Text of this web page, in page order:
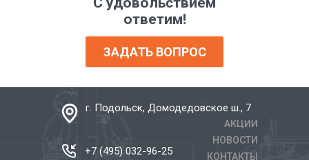
ответим!
ЗАДАТЬ ВОПРОС
г. Подольск, Домодедовское ш., 7
АКЦИИ
+7 (495) 032-96-25
НОВОСТИ
КОНТАКТЫ